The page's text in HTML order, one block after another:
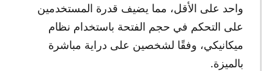
واحد على الأقل، مما يضيف قدرة المستخدمين
على التحكم في حجم الفتحة باستخدام نظام
ميكانيكي، وفقًا لشخصين على دراية مباشرة
بالميزة.